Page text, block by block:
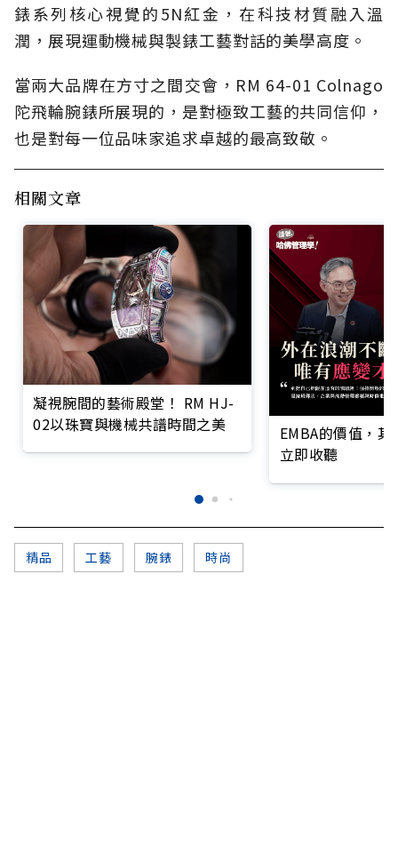
錶系列核心視覺的5N紅金，在科技材質融入溫
潤，展現運動機械與製錶工藝對話的美學高度。
當兩大品牌在方寸之間交會，RM 64-01 Colnago
陀飛輪腕錶所展現的，是對極致工藝的共同信仰，
也是對每一位品味家追求卓越的最高致敬。
相關文章
凝視腕間的藝術殿堂！ RM HJ-
02以珠寶與機械共譜時間之美
EMBA的價值，
立即收聽
精品 工藝 腕錶 時尚